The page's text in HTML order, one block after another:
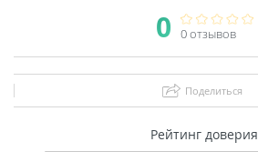
0 0 отзывов
Поделиться
Рейтинг доверия